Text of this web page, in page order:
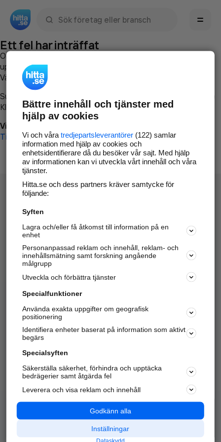
Ett fel har inträffat
Om du vill kan du
uppstod så att vi lättare och snabbare kan avhjälpa det.
Vänligen försök med följande:
Surfa till
Klicka påTillbaka-knappen i webbläsaren och försök igen
Vi beklagar besväret!
Till startsidan
Hitta.se - Gratis nummerupplysning.
Sök företag, personer och platser.
Hitta telefonnummer, adresser, företagsinfo mm.
Marknadsför företaget
Kom igång och annonsera mot
samarbetspartners nära dig.
Alla kategorier
Populära sökningar
API & Kartor
Annonsera
Integritet
Nödnummer
Bättre innehåll och tjänster med
hjälp av cookies
Vi och våra tredjepartsleverantörer(122) samlar
information med hjälp av cookies och
enhetsidentifierare då du besöker vår sajt. Med hjälp
av informationen kan vi utveckla vårt innehåll och våra
tjänster.
Hitta.se och dess partners kräver samtycke för
följande:
Syften
Lagra och/eller få åtkomst till information på en
enhet
Personanpassad reklam och innehåll, reklam- och
innehållsmätning samt forskning angående
målgrupp
Utveckla och förbättra tjänster
Specialfunktioner
Använda exakta uppgifter om geografisk
positionering
Identifiera enheter baserat på information som aktivt
begärs
Specialsyften
Säkerställa säkerhet, förhindra och upptäcka
bedrägerier samt åtgärda fel
Leverera och visa reklam och innehåll
Godkänn alla
Inställningar
Dataskydd